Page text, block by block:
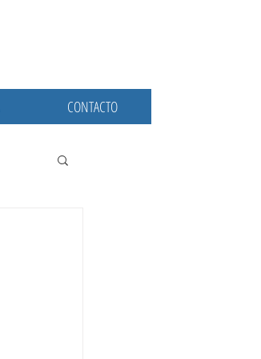
CONTACTO